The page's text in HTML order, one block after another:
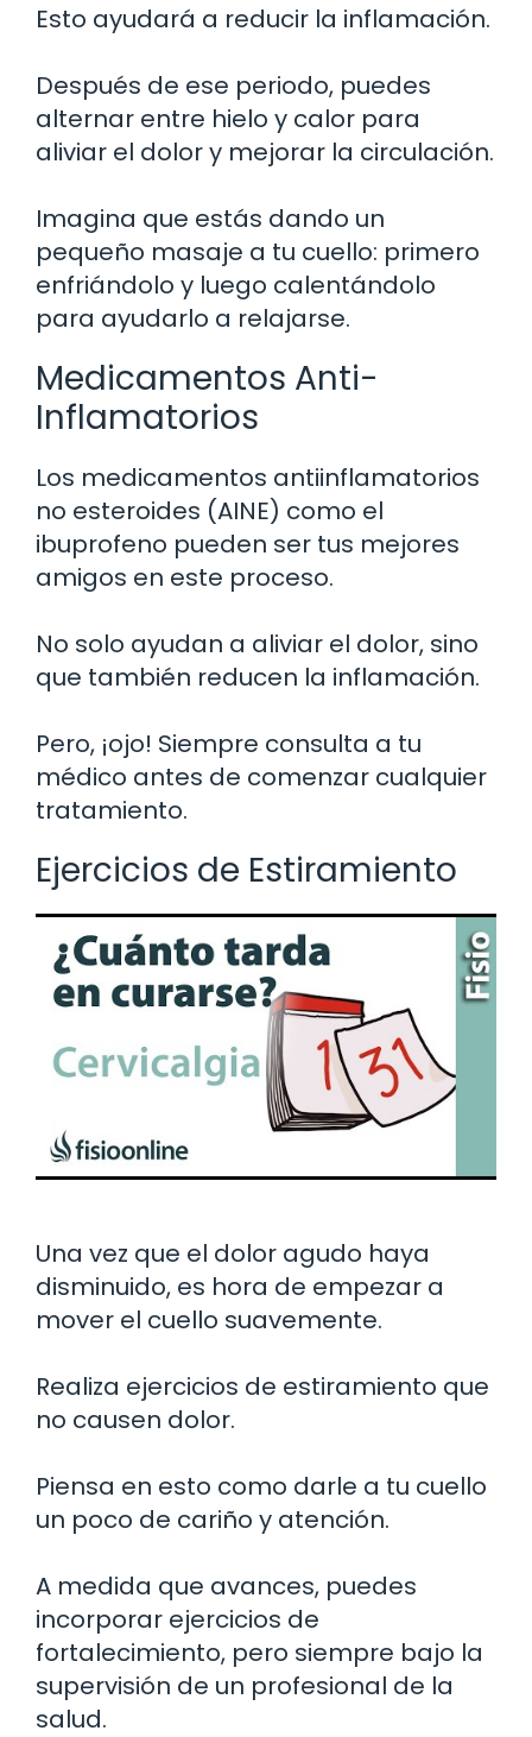
Esto ayudará a reducir la inflamación.
Después de ese periodo, puedes
alternar entre hielo y calor para
aliviar el dolor y mejorar la circulación.
Imagina que estás dando un
pequeño masaje a tu cuello: primero
enfriándolo y luego calentándolo
para ayudarlo a relajarse.
Medicamentos Anti-
Inflamatorios
Los medicamentos antiinflamatorios
no esteroides (AINE) como el
ibuprofeno pueden ser tus mejores
amigos en este proceso.
No solo ayudan a aliviar el dolor, sino
que también reducen la inflamación.
Pero, ¡ojo! Siempre consulta a tu
médico antes de comenzar cualquier
tratamiento.
Ejercicios de Estiramiento
Una vez que el dolor agudo haya
disminuido, es hora de empezar a
mover el cuello suavemente.
Realiza ejercicios de estiramiento que
no causen dolor.
Piensa en esto como darle a tu cuello
un poco de cariño y atención.
A medida que avances, puedes
incorporar ejercicios de
fortalecimiento, pero siempre bajo la
supervisión de un profesional de la
salud.